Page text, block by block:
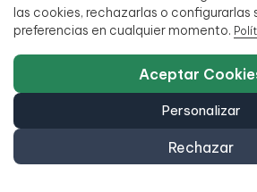
las cookies, rechazarlas o configurarlas
preferencias en cualquier momento.
Rechazar
Personalizar
Aceptar